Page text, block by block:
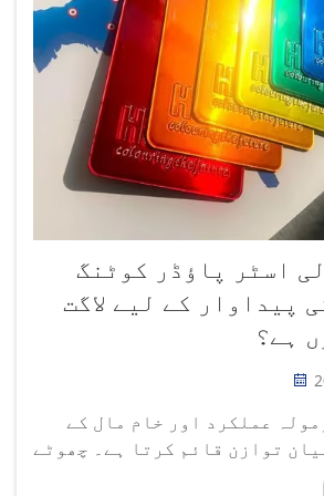
اسٹر پاؤڈر کوٹنگ
پیداوار کے لیے لاگت
ہے؟
عملکرد اور خام مال کے
توازن قائم کرتا ہے۔ چھوٹے
کنندگان کو مستقل طور پر